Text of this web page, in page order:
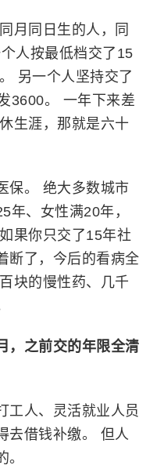
月同日生的人，同
人按最低档交了15
另一个人坚持交了
3600。 一年下来差
生涯，那就是六十
保。 绝大多数城市
年、女性满20年，
果你只交了15年社
断了，今后的看病全
块的慢性药、几千
，之前交的年限全清
工人、灵活就业人员
去借钱补缴。 但人